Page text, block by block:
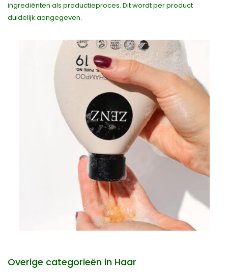
ingrediënten als productieproces. Dit wordt per product
duidelijk aangegeven.
Overige categorieën in Haar